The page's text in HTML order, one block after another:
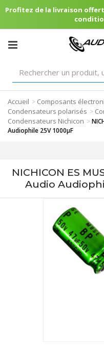
Profitez de la livraison
Accueil > Composants
Condensateurs polarisés >
Condensateurs Nichicon >
Audiophile 25V 1000µF
NICHICON ES
Audio